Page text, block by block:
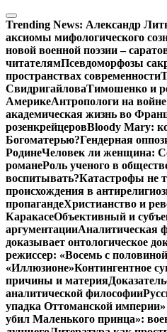
Перейти
к
содержимому
Trending News: Александр
аксиомы мифологического
новой военной поэзии –
читателямПсевдоморфозы
пространствах современности
СвидригайловаТимошенко и
АмерикеАнтропологи на
академическая жизнь во
розенкрейцеровBloody Mary:
Богоматерью?Гендерная
РодинеЧеловек ли женщина:
романеРоль ученого в
воспитывать?Катастрофы не
происхождения в
пропагандеХристианство и
КаракасеОбъективный и
аргументацииАналитическая
доказывает онтологическое
режиссер: «Восемь с
«Иллюзионе»Контингентное
причины и материя
аналитической философии
упадка Оттоманской
убил Маленького принца»: